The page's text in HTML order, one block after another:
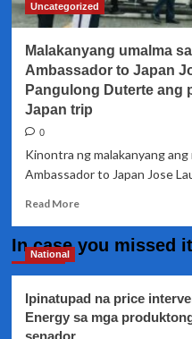
Uncategorized
Malakanyang umalma
Ambassador to Japan
Pangulong Duterte ang
Japan trip
0
Kinontra ng malakanyang
Ambassador to Japan Jose
Read MoreRead
Malakanyang
pahayag
ni
In case you missed it
National
Ipinatupad na price
Energy sa mga
senador